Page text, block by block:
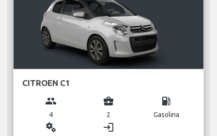
CITROEN C1
group
4
business_center
2
local_gas_station
Gasolina
miscellaneous_services login